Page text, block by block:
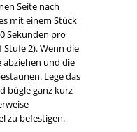
Seite nach
mit einem Stück
Sekunden pro
2). Wenn die
abziehen und die
Lege das
bügle ganz kurz
zu befestigen.